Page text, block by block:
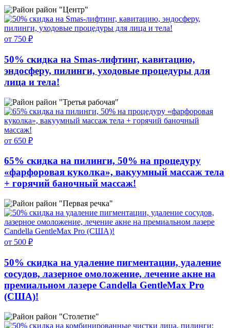
район "Центр"
от 750 ₽
50% скидка на Smas-лифтинг, кавитацию,
эндосферу, пилинги, уходовые процедуры для
лица и тела!
район "Третья рабочая"
от 650 ₽
65% скидка на пилинги, 50% на процедуру
«фарфоровая куколка», вакуумный массаж тела
+ горячий баночный массаж!
район "Первая речка"
от 500 ₽
50% скидка на удаление пигментации, удаление
сосудов, лазерное омоложение, лечение акне на
премиальном лазере Candella GentleMax Pro
(США)!
район "Столетие"